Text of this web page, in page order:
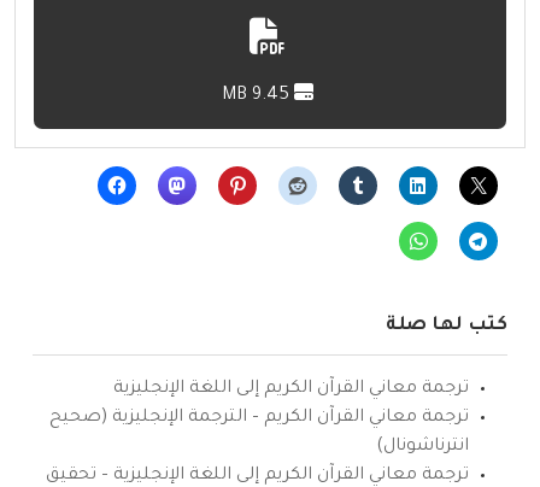
كتب لها صلة
ترجمة معاني القرآن الكريم إلى اللغة الإنجليزية
ترجمة معاني القرآن الكريم – الترجمة الإنجليزية (صحيح
انترناشونال)
ترجمة معاني القرآن الكريم إلى اللغة الإنجليزية – تحقيق